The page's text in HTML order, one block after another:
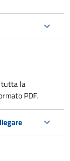
tutta la
PDF.